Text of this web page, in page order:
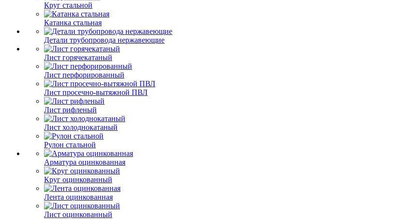
Круг стальной
Катанка стальная
Детали трубопровода нержавеющие
Лист горячекатаный
Лист перфорированный
Лист просечно-вытяжной ПВЛ
Лист рифленый
Лист холоднокатаный
Рулон стальной
Арматура оцинкованная
Круг оцинкованный
Лента оцинкованная
Лист оцинкованный